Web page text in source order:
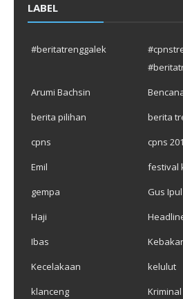
LABEL
#beritatrenggalek
Arumi Bachsin
berita pilihan
berita
cpns
cpns
Emil
festival
gempa
Gus Ipul
Haji
Ibas
Kecelakaan
kelulut
klanceng
Kriminal